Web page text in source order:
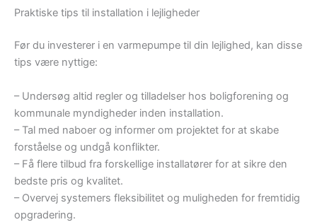
Praktiske tips til installation i lejligheder
Før du investerer i en varmepumpe til din lejlighed, kan disse
tips være nyttige:
– Undersøg altid regler og tilladelser hos boligforening og
kommunale myndigheder inden installation.
– Tal med naboer og informer om projektet for at skabe
forståelse og undgå konflikter.
– Få flere tilbud fra forskellige installatører for at sikre den
bedste pris og kvalitet.
– Overvej systemers fleksibilitet og muligheden for fremtidig
opgradering.